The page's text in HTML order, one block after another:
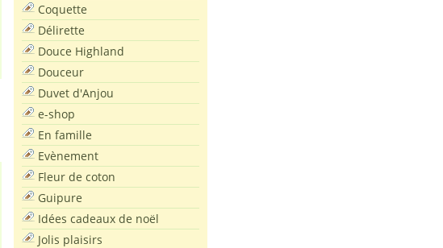
Coquette
Délirette
Douce Highland
Douceur
Duvet d'Anjou
e-shop
En famille
Evènement
Fleur de coton
Guipure
Idées cadeaux de noël
Jolis plaisirs